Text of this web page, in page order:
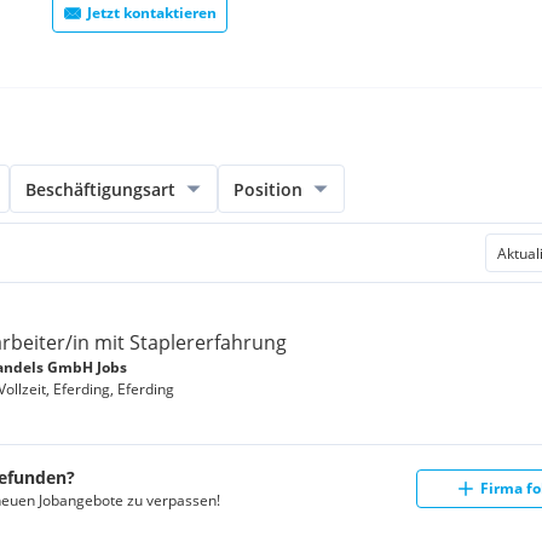
von 06:30 bis 18:00
in einem tollen
angenehm klimatisiert
und Berufserfahrung
Jetzt kontaktieren
Beschäftigungsart Position
in mit Staplererfahrung
GmbH Jobs
Eferding, Eferding
Jobangebote zu verpassen!
Firma